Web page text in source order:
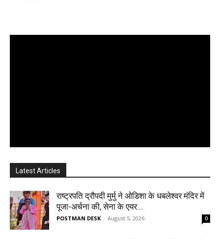
Latest Articles
राष्ट्रपति द्रौपदी मुर्मु ने ओडिशा के धबलेश्वर मंदिर में
पूजा-अर्चना की, सेना के एयर...
POSTMAN DESK - August 5, 2026 0